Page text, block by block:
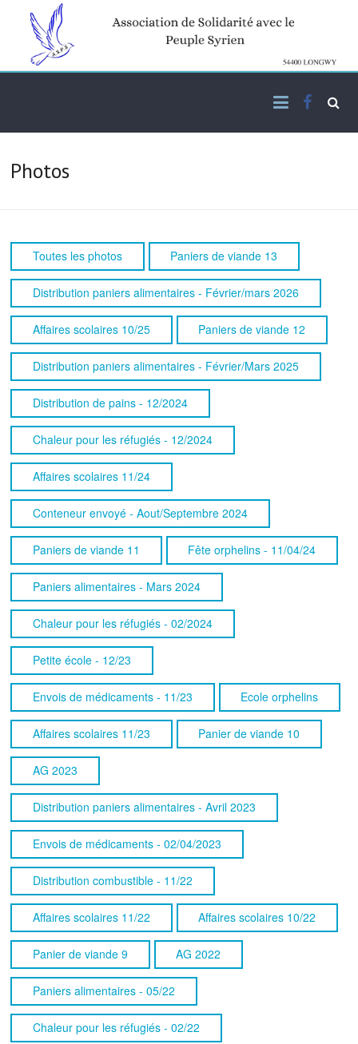
content
Association de solidarité
avec le peuple syrien
Photos
Toutes les photos Paniers de viande 13
Distribution paniers alimentaires - Février/mars 2026
Affaires scolaires 10/25 Paniers de viande 12
Distribution paniers alimentaires - Février/Mars 2025
Distribution de pains - 12/2024
Chaleur pour les réfugiés - 12/2024
Affaires scolaires 11/24
Conteneur envoyé - Aout/Septembre 2024
Paniers de viande 11 Fête orphelins - 11/04/24
Paniers alimentaires - Mars 2024
Chaleur pour les réfugiés - 02/2024
Petite école - 12/23
Envois de médicaments - 11/23 Ecole orphelins
Affaires scolaires 11/23 Panier de viande 10
AG 2023
Distribution paniers alimentaires - Avril 2023
Envois de médicaments - 02/04/2023
Distribution combustible - 11/22
Affaires scolaires 11/22 Affaires scolaires 10/22
Panier de viande 9 AG 2022
Paniers alimentaires - 05/22
Chaleur pour les réfugiés - 02/22